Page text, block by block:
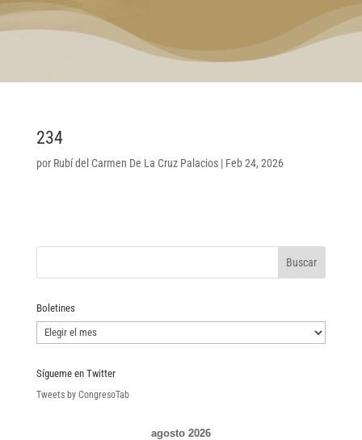
234
por Rubí del Carmen De La Cruz Palacios| Feb 24, 2026
Boletines
Boletines
Sígueme en Twitter
Tweets by CongresoTab
agosto 2026